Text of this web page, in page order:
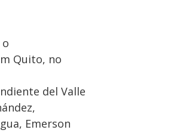
Quito, no
del Valle
Emerson